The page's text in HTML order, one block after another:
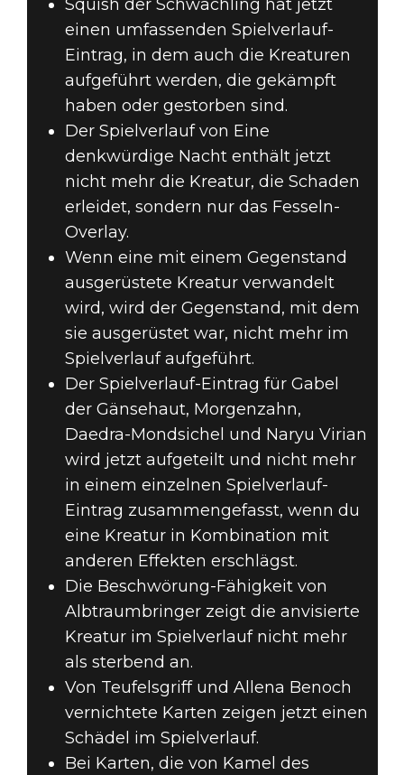
Squish der Schwächling hat jetzt
einen umfassenden Spielverlauf-
Eintrag, in dem auch die Kreaturen
aufgeführt werden, die gekämpft
haben oder gestorben sind.
Der Spielverlauf von Eine
denkwürdige Nacht enthält jetzt
nicht mehr die Kreatur, die Schaden
erleidet, sondern nur das Fesseln-
Overlay.
Wenn eine mit einem Gegenstand
ausgerüstete Kreatur verwandelt
wird, wird der Gegenstand, mit dem
sie ausgerüstet war, nicht mehr im
Spielverlauf aufgeführt.
Der Spielverlauf-Eintrag für Gabel
der Gänsehaut, Morgenzahn,
Daedra-Mondsichel und Naryu Virian
wird jetzt aufgeteilt und nicht mehr
in einem einzelnen Spielverlauf-
Eintrag zusammengefasst, wenn du
eine Kreatur in Kombination mit
anderen Effekten erschlägst.
Die Beschwörung-Fähigkeit von
Albtraumbringer zeigt die anvisierte
Kreatur im Spielverlauf nicht mehr
als sterbend an.
Von Teufelsgriff und Allena Benoch
vernichtete Karten zeigen jetzt einen
Schädel im Spielverlauf.
Bei Karten, die von Kamel des